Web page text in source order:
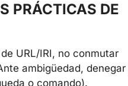
PRÁCTICAS DE
URL/IRI, no conmutar
ambigüedad,
o comando).